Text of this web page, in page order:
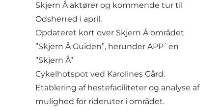
Skjern Å aktører og kommende tur til
Odsherred i april.
Opdateret kort over Skjern Å området
”Skjern Å Guiden”, herunder APP`en
”Skjern Å”
Cykelhotspot ved Karolines Gård.
Etablering af hestefaciliteter og analyse af
mulighed for rideruter i området.